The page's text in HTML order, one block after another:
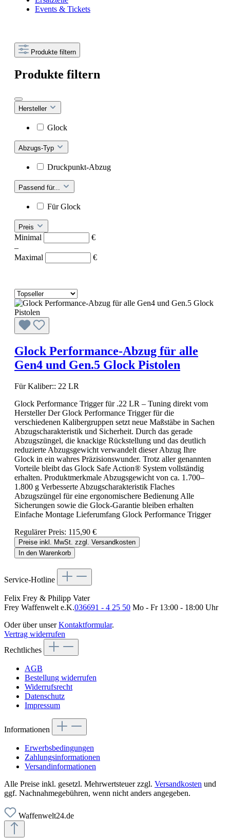
Events & Tickets
Produkte filtern
Produkte filtern
Hersteller
Glock
Abzugs-Typ
Druckpunkt-Abzug
Passend für...
Für Glock
Preis
Minimal
€
–
Maximal
€
Glock Performance-Abzug für alle
Gen4 und Gen.5 Glock Pistolen
Für Kaliber:: 22 LR
Glock Performance Trigger für .22 LR – Tuning direkt vom
Hersteller Der Glock Performance Trigger für die
verschiedenen Kalibergruppen setzt neue Maßstäbe in Sachen
Abzugscharakteristik und Sicherheit. Durch das gerade
Abzugszüngel, die knackige Rückstellung und das deutlich
reduzierte Abzugsgewicht verwandelt dieser Abzug Ihre
Glock in ein wahres Präzisionswunder. Trotz aller genannten
Vorteile bleibt das Glock Safe Action® System vollständig
erhalten. Produktmerkmale Abzugsgewicht von ca. 1.700–
1.800 g Verbesserte Abzugscharakteristik Flaches
Abzugszüngel für eine ergonomischere Bedienung Alle
Sicherungen sowie die Glock-Garantie bleiben erhalten
Einfache Montage Lieferumfang Glock Performance Trigger
Regulärer Preis: 115,90 €
Preise inkl. MwSt. zzgl. Versandkosten
In den Warenkorb
Service-Hotline
Felix Frey & Philipp Vater
Frey Waffenwelt e.K.036691 - 4 25 50 Mo - Fr 13:00 - 18:00 Uhr
Oder über unserKontaktformular.
Vertrag widerrufen
Rechtliches
AGB
Bestellung widerrufen
Widerrufsrecht
Datenschutz
Impressum
Informationen
Erwerbsbedingungen
Zahlungsinformationen
Versandinformationen
Alle Preise inkl. gesetzl. Mehrwertsteuer zzgl. Versandkosten und
ggf. Nachnahmegebühren, wenn nicht anders angegeben.
Waffenwelt24.de